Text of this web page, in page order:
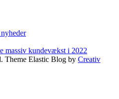
massiv kundevækst i 2022
Theme Elastic Blog by Creativ